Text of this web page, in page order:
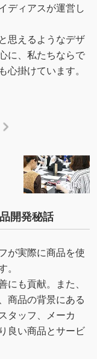
ディアスが運営し
思えるようなデザ
に、私たちならで
掛けています。
開発秘話
が実際に商品を使
にも貢献。また、
商品の背景にある
タッフ、メーカ
良い商品とサービ